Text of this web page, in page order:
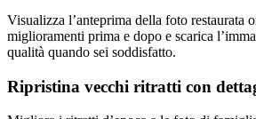
Visualizza l’anteprima della foto restaurata
miglioramenti prima e dopo e scarica
qualità quando sei soddisfatto.
Ripristina vecchi ritratti con